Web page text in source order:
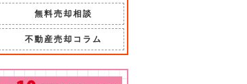
無料売却相談
不動産売却コラム